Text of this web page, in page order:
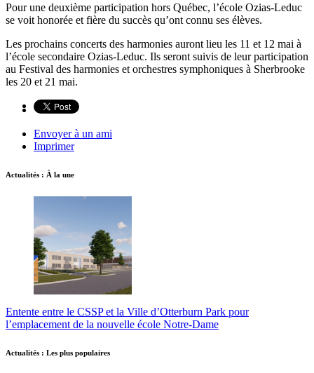
Pour une deuxième participation hors Québec, l’école Ozias-Leduc
se voit honorée et fière du succès qu’ont connu ses élèves.
Les prochains concerts des harmonies auront lieu les 11 et 12 mai à
l’école secondaire Ozias-Leduc. Ils seront suivis de leur participation
au Festival des harmonies et orchestres symphoniques à Sherbrooke
les 20 et 21 mai.
Envoyer à un ami
Imprimer
Actualités : À la une
Entente entre le CSSP et la Ville d’Otterburn Park pour
l’emplacement de la nouvelle école Notre-Dame
Actualités : Les plus populaires